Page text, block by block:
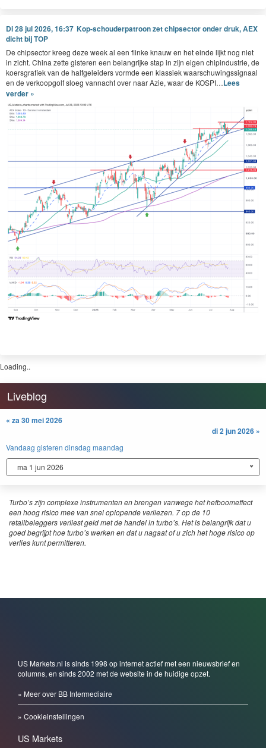
Di 28 jul 2026, 16:37 Kop-schouderpatroon zet chipsector onder druk, AEX
dicht bij TOP
De chip­sec­tor kreeg deze week al een flinke knauw en het einde lijkt nog niet
in zicht. Chi­na zette gis­teren een belan­grijke stap in zijn eigen chipin­dus­trie, de
koers­grafiek van de halfgelei­ders vor­mde een klassiek waarschuwingssig­naal
en de verkoop­golf sloeg van­nacht over naar Azie, waar de KOSPI…Lees
verder »
Loading..
Liveblog
« za 30 mei 2026
di 2 jun 2026 »
Vandaag gisteren dinsdag maandag
ma 1 jun 2026
Turbo’s zijn complexe instrumenten en brengen vanwege het hefboomeffect
een hoog risico mee van snel oplopende verliezen. 7 op de 10
retailbeleggers verliest geld met de handel in turbo’s. Het is belangrijk dat u
goed begrijpt hoe turbo’s werken en dat u nagaat of u zich het hoge risico op
verlies kunt permitteren.
US Markets.nl is sinds 1998 op internet actief met een nieuwsbrief en
columns, en sinds 2002 met de website in de huidige opzet.
» Meer over BB Intermediaire
» Cookieinstellingen
US Markets